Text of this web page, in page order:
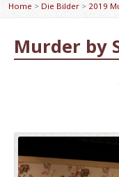
Home > Die Bilder> 2019
Murder by